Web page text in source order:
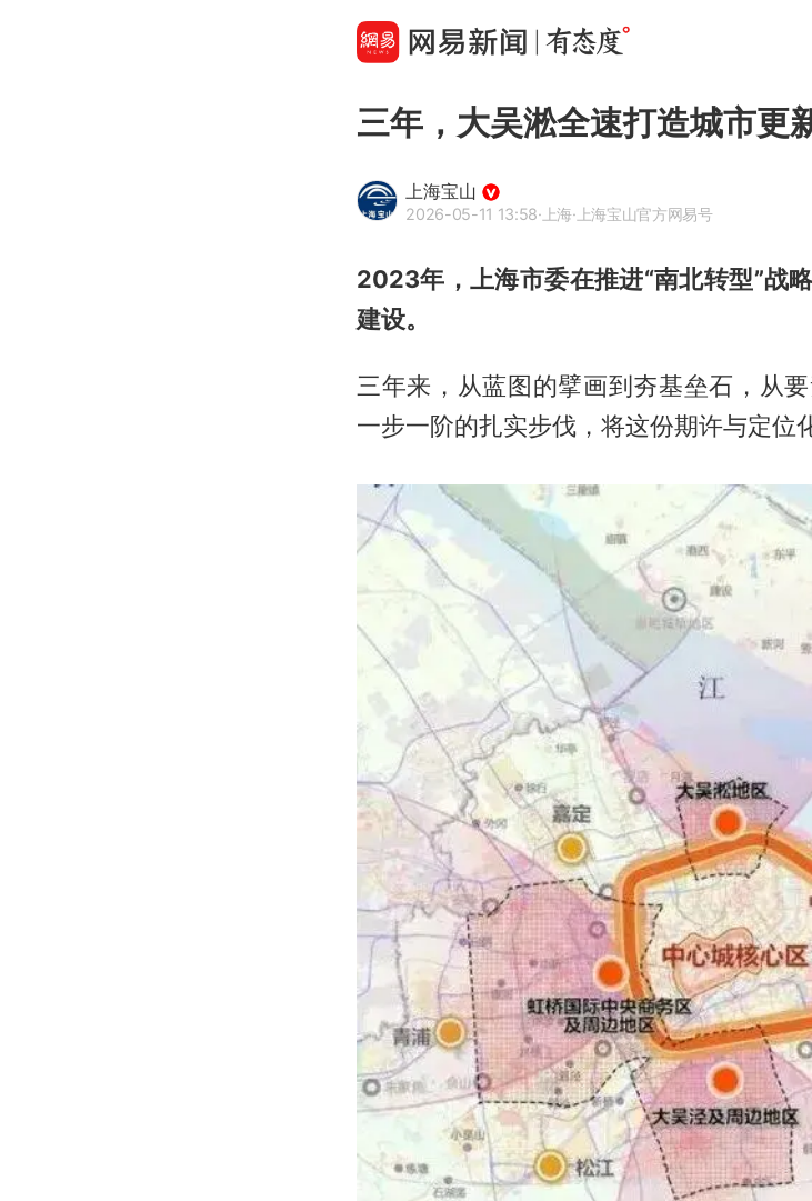
三年，大吴淞全速打造城市更
上海宝山
2026-05-11 13:58·上海·上海宝山官方网易号
2023年，上海市委在推进“南北转型”战
建设。
三年来，从蓝图的擘画到夯基垒石，从
一步一阶的扎实步伐，将这份期许与定位